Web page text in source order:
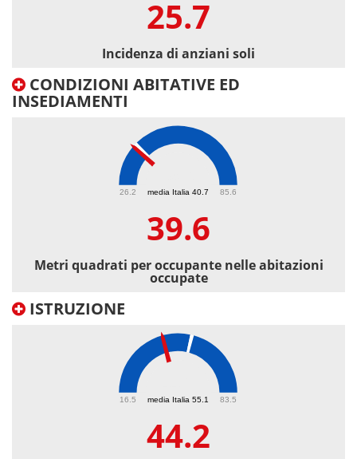
25.7
Incidenza di anziani soli
CONDIZIONI ABITATIVE ED
INSEDIAMENTI
media Italia 40.7
26.2 85.6
39.6
Metri quadrati per occupante nelle abitazioni
occupate
ISTRUZIONE
media Italia 55.1
16.5 83.5
44.2